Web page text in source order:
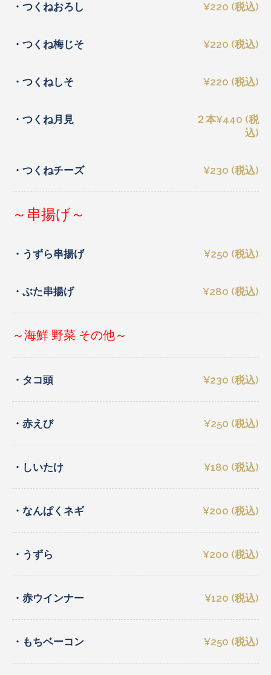
・つくねおろし ¥220 (税込)
・つくね梅じそ ¥220 (税込)
・つくねしそ ¥220 (税込)
・つくね月見
２本¥440 (税
込)
・つくねチーズ ¥230 (税込)
～串揚げ～
・うずら串揚げ ¥250 (税込)
・ぶた串揚げ ¥280 (税込)
～海鮮 野菜 その他～
・タコ頭 ¥230 (税込)
・赤えび ¥250 (税込)
・しいたけ ¥180 (税込)
・なんぱくネギ ¥200 (税込)
・うずら ¥200 (税込)
・赤ウインナー ¥120 (税込)
・もちベーコン ¥250 (税込)